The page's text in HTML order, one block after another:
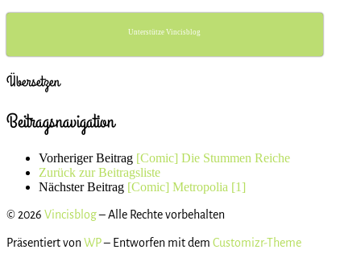
Unterstütze Vincisblog
Übersetzen
Beitragsnavigation
Vorheriger Beitrag [Comic] Die Stummen Reiche
Zurück zur Beitragsliste
Nächster Beitrag [Comic] Metropolia [1]
© 2026 Vincisblog– Alle Rechte vorbehalten
Präsentiert von WP– Entworfen mit dem Customizr-Theme